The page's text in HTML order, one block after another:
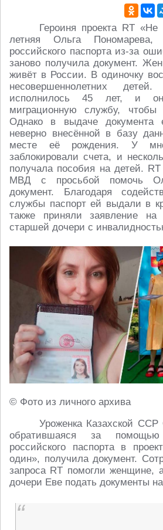
Героиня проекта RT
летняя Ольга
российского паспорта из-за
заново получила документ.
живёт в России. В одиночку
несовершеннолетних
исполнилось 45 лет, и
миграционную службу, чтобы
Однако в выдаче документа
неверно внесённой в базу
месте её рождения. У
заблокировали счета, и
получала пособия на детей.
МВД с просьбой помочь
документ. Благодаря
службы паспорт ей выдали в
также приняли заявление на
старшей дочери с
© Фото из личного архива
Уроженка Казахской ССР
обратившаяся за
российского паспорта в
один», получила документ.
запроса RT помогли женщине,
дочери Еве подать документы